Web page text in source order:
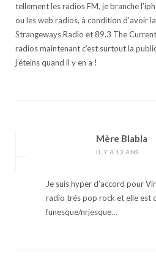
tellement les radios FM, je branche
ou les web radios, à condition d’avoir
Strangeways Radio et 89.3 The
radios maintenant c’est surtout la
j’éteins quand il y en a !
Mère Blabla
IL Y A 13 ANS
Je suis hyper d’accord pour
radio trés pop rock et elle est
funesque/nrjesque…